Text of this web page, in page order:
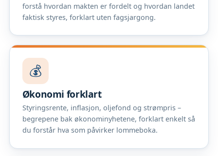
forstå hvordan makten er fordelt og hvordan landet
faktisk styres, forklart uten fagsjargong.
💰
Økonomi forklart
Styringsrente, inflasjon, oljefond og strømpris –
begrepene bak økonominyhetene, forklart enkelt så
du forstår hva som påvirker lommeboka.